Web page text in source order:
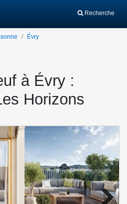
Recherche
Évry
à Évry :
Horizons